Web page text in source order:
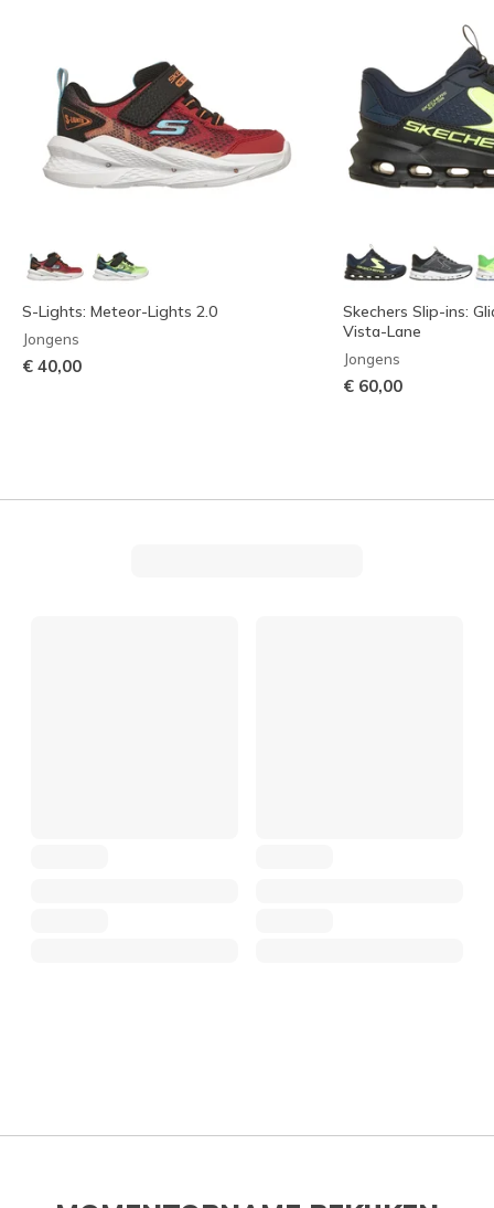
S-Lights: Meteor-Lights 2.0
Jongens
€ 40,00
Skechers Slip-ins:
Vista-Lane
Jongens
€ 60,00